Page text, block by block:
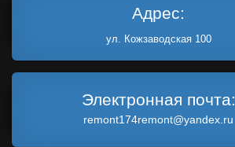
Адрес:
ул. Кожзаводская 100
Электронная почта:
remont174remont@yandex.ru